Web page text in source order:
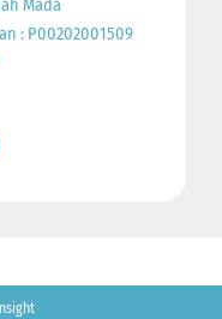
Mada
: P00202001509